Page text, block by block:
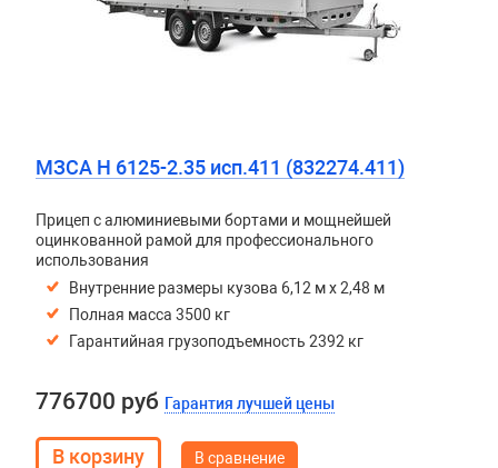
МЗСА H 6125-2.35 исп.411 (832274.411)
Прицеп с алюминиевыми бортами и мощнейшей
оцинкованной рамой для профессионального
использования
Внутренние размеры кузова 6,12 м х 2,48 м
Полная масса 3500 кг
Гарантийная грузоподъемность 2392 кг
776700 руб Гарантия лучшей цены
В сравнение